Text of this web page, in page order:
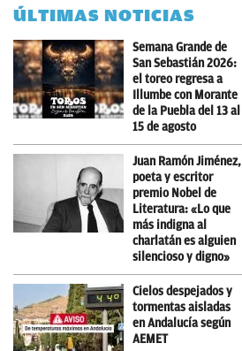
ÚLTIMAS NOTICIAS
Semana Grande de
San Sebastián 2026:
el toreo regresa a
Illumbe con Morante
de la Puebla del 13 al
15 de agosto
Juan Ramón Jiménez,
poeta y escritor
premio Nobel de
Literatura: «Lo que
más indigna al
charlatán es alguien
silencioso y digno»
Cielos despejados y
tormentas aisladas
en Andalucía según
AEMET